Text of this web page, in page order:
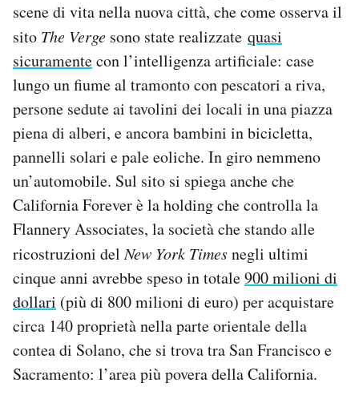
scene di vita nella nuova città, che come osserva il
sito The Verge sono state realizzate quasi
sicuramentecon l’intelligenza artificiale: case
lungo un fiume al tramonto con pescatori a riva,
persone sedute ai tavolini dei locali in una piazza
piena di alberi, e ancora bambini in bicicletta,
pannelli solari e pale eoliche. In giro nemmeno
un’automobile. Sul sito si spiega anche che
California Forever è la holding che controlla la
Flannery Associates, la società che stando alle
ricostruzioni delNew York Timesnegli ultimi
cinque anni avrebbe speso in totale900 milioni di
dollari (più di 800 milioni di euro) per acquistare
circa 140 proprietà nella parte orientale della
contea di Solano, che si trova tra San Francisco e
Sacramento: l’area più povera della California.